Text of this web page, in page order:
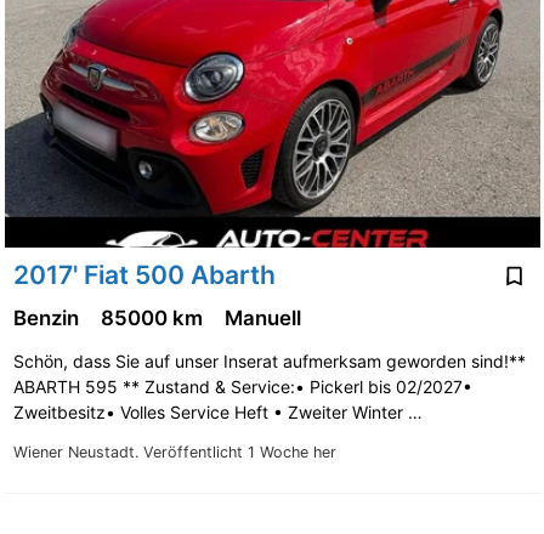
2017' Fiat 500 Abarth
Wiener Neustadt. Veröffentlicht 1 Woche her
Benzin 85000 km Manuell
Schön, dass Sie auf unser Inserat aufmerksam geworden sind!**
ABARTH 595 ** Zustand & Service:• Pickerl bis 02/2027•
Zweitbesitz• Volles Service Heft • Zweiter Winter …